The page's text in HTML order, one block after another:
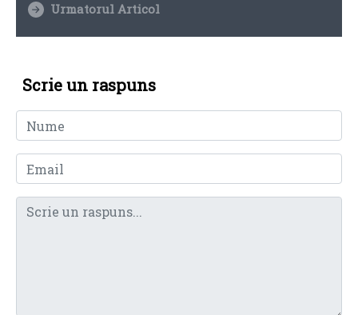
Urmatorul Articol
Scrie un raspuns